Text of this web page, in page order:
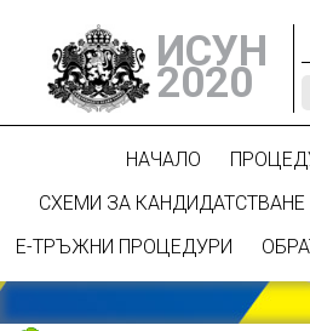
ИСУН
2020
НАЧАЛО
СХЕМИ ЗА КАНДИДАТСТВАНЕ
Е-ТРЪЖНИ ПРОЦЕДУРИ